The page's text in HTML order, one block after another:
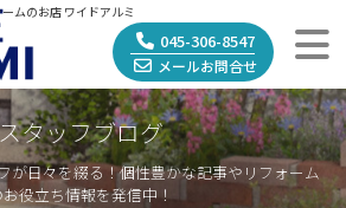
ムのお店 ワイドアルミ
045-306-8547
メールお問合せ
タッフブログ
が日々を綴る！個性豊かな記事やリフォーム
役立ち情報を発信中！